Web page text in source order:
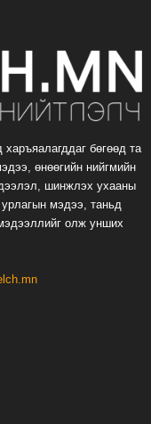
бөгөөд та
өнөөгийн нийгмийн
шинжлэх ухааны
мэдээ, таньд
олж унших